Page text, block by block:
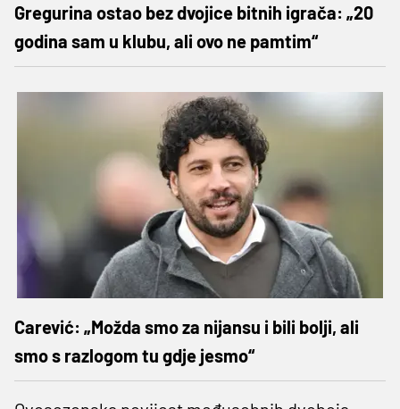
Gregurina ostao bez dvojice bitnih igrača: „20
godina sam u klubu, ali ovo ne pamtim“
Carević: „Možda smo za nijansu i bili bolji, ali
smo s razlogom tu gdje jesmo“